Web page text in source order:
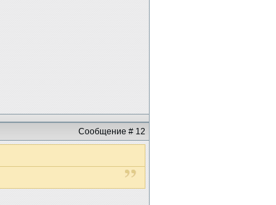
Сообщение # 12